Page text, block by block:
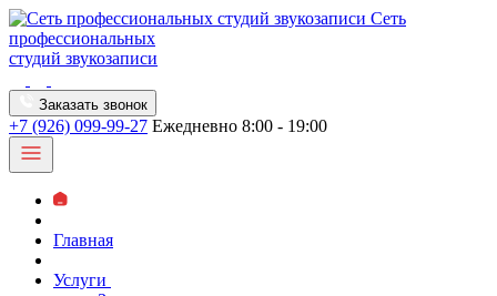
Сеть
профессиональных
студий звукозаписи
Заказать звонок
+7 (926) 099-99-27 Ежедневно 8:00 - 19:00
Главная
Услуги